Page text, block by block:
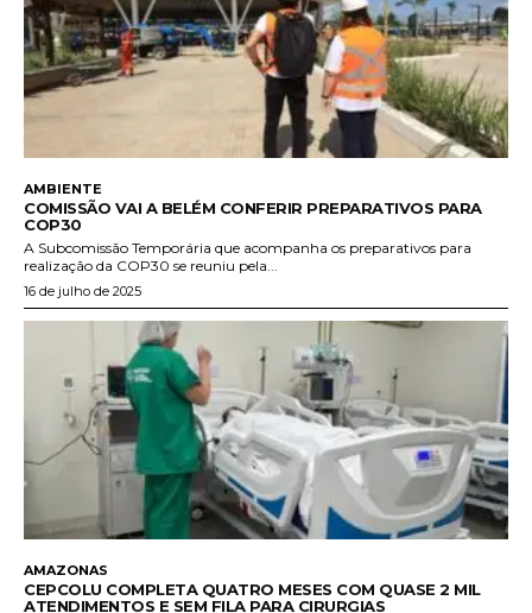
AMBIENTE
COMISSÃO VAI A BELÉM CONFERIR PREPARATIVOS PARA
COP30
A Subcomissão Temporária que acompanha os preparativos para
realização da COP30 se reuniu pela...
16 de julho de 2025
AMAZONAS
CEPCOLU COMPLETA QUATRO MESES COM QUASE 2 MIL
ATENDIMENTOS E SEM FILA PARA CIRURGIAS